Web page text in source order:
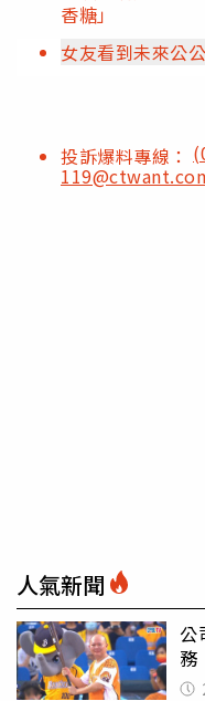
香糖」
女友看到未來公
投訴爆料專線：
人氣新聞
公
務
訟